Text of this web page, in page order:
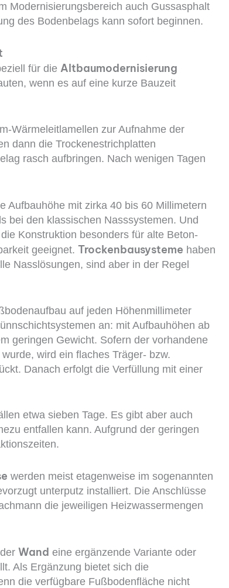
Modernisierungsbereich auch Gussasphalt
des Bodenbelags kann sofort beginnen.
für die Altbaumodernisierung
wenn es auf eine kurze Bauzeit
Wärmeleitlamellen zur Aufnahme der
dann die Trockenestrichplatten
rasch aufbringen. Nach wenigen Tagen
Aufbauhöhe mit zirka 40 bis 60 Millimetern
bei den klassischen Nasssystemen. Und
Konstruktion besonders für alte Beton-
ge­eignet. Trockenbausysteme haben
Nasslösungen, sind aber in der Regel
auf jeden Höhenmillimeter
an: mit Aufbauhöhen ab
geringen Gewicht. Sofern der vorhandene
wird ein flaches Träger- bzw.
Danach erfolgt die Verfüllung mit einer
etwa sieben Tage. Es gibt aber auch
entfallen kann. Aufgrund der geringen
werden meist etagenweise im sogenannten
unterputz installiert. Die Anschlüsse
die jeweiligen Heizwassermengen
Wand eine ergänzende Variante oder
Als Ergänzung bietet sich die
die verfügbare Fußbodenfläche nicht